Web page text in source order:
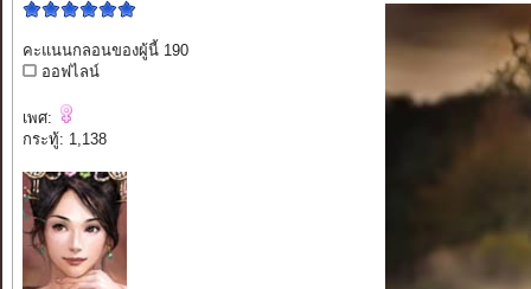
คะแนนกลอนของผู้นี้ 190
ออฟไลน์
เพศ:
กระทู้: 1,138